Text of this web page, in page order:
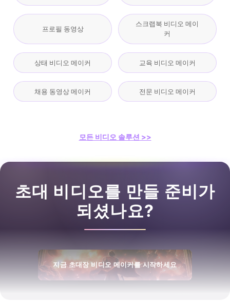
프로필 동영상
스크랩북 비디오 메이
커
상태 비디오 메이커 교육 비디오 메이커
채용 동영상 메이커 전문 비디오 메이커
모든 비디오 솔루션 >>
초대 비디오를 만들 준비가
되셨나요?
지금 초대장 비디오 메이커를 시작하세요